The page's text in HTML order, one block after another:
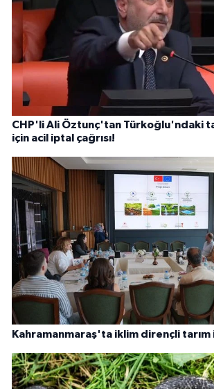
CHP'li Ali Öztunç'tan Türkoğlu'ndaki
için acil iptal çağrısı!
Kahramanmaraş'ta iklim dirençli